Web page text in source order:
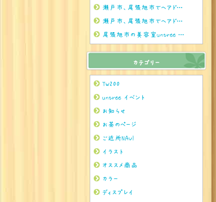
瀬戸市、尾張旭市でヘアドネーションをされるならぜひuntreeまで
瀬戸市、尾張旭市でヘアドネーションをされるならぜひuntreeまで
尾張旭市の美容室untree ７月のお茶
カテゴリー
TW200
untree イベント
お知らせ
お茶のページ
ご近所NAVI
イラスト
オススメ商品
カラー
ディスプレイ